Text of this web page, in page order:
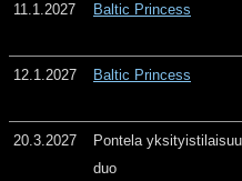
11.1.2027 Baltic Princess
12.1.2027 Baltic Princess
20.3.2027
Pontela
duo